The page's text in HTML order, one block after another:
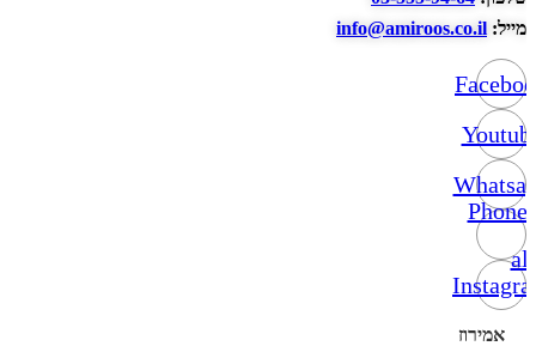
מייל:info@amiroos.co.il
Phone-
alt
אמירוז